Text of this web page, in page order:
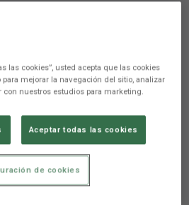
las cookies”, usted acepta que las cookies
mejorar la navegación del sitio, analizar
con nuestros estudios para marketing.
Aceptar todas las cookies
de cookies